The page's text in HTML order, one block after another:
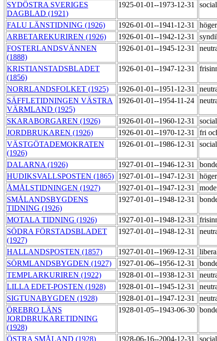
SYDÖSTRA SVERIGES
DAGBLAD (1921)
1925-01-01--1973-12-31
FALU LÄNSTIDNING (1926) 1926-01-01--1941-12-31
ARBETAREKURIREN (1926)
1926-01-01--1942-12-31
FOSTERLANDSVÄNNEN
(1888)
1926-01-01--1945-12-31
KRISTIANSTADSBLADET
(1856)
1926-01-01--1947-12-31
NORRLANDSFOLKET (1925) 1926-01-01--1951-12-31
SÄFFLETIDNINGEN VÄSTRA
VÄRMLAND (1925)
1926-01-01--1954-11-24
SKARABORGAREN (1926) 1926-01-01--1960-12-31
JORDBRUKAREN (1926)
1926-01-01--1970-12-31
fri
VÄSTGÖTADEMOKRATEN
(1926)
1926-01-01--1986-12-31
DALARNA (1926) 1927-01-01--1946-12-31
HUDIKSVALLSPOSTEN (1865) 1927-01-01--1947-12-31
ÅMÅLSTIDNINGEN (1927)
1927-01-01--1947-12-31
SMÅLANDSBYGDENS
TIDNING (1926)
1927-01-01--1948-12-31
MOTALA TIDNING (1926) 1927-01-01--1948-12-31
SÖDRA FÖRSTADSBLADET
(1927)
1927-01-01--1948-12-31
HALLANDSPOSTEN (1857) 1927-01-01--1969-12-31
SÖRMLANDSBYGDEN (1927)
1927-01-06--1956-12-31
TEMPLARKURIREN (1922)
1928-01-01--1938-12-31
LILLA EDET-POSTEN (1928)
1928-01-01--1945-12-31
SIGTUNABYGDEN (1928)
1928-01-01--1947-12-31
ÖREBRO LÄNS
JORDBRUKARETIDNING
(1928)
1928-01-05--1943-06-30
ÖSTRA SMÅLAND (1928) 1928-06-16--2004-12-31